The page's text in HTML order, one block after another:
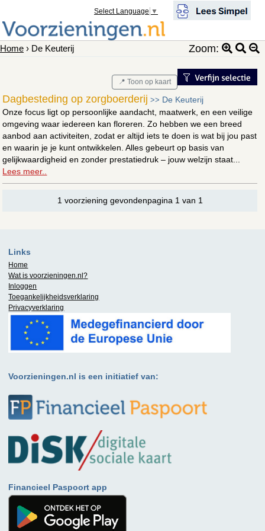
Select Language ▼
Home › De Keuterij Zoom:
📍 Toon op kaart
Dagbesteding op zorgboerderij >> De Keuterij
Onze focus ligt op persoonlijke aandacht, maatwerk, en een veilige
omgeving waar iedereen kan floreren. Zo hebben we een breed
aanbod aan activiteiten, zodat er altijd iets te doen is wat bij jou past
en waarin je je kunt ontwikkelen. Alles gebeurt op basis van
gelijkwaardigheid en zonder prestatiedruk – jouw welzijn staat...
Lees meer..
1 voorziening gevondenpagina 1 van 1
Links
Home
Wat is voorzieningen.nl?
Inloggen
Toegankelijkheidsverklaring
Privacyverklaring
Voorzieningen.nl is een initiatief van:
Financieel Paspoort app